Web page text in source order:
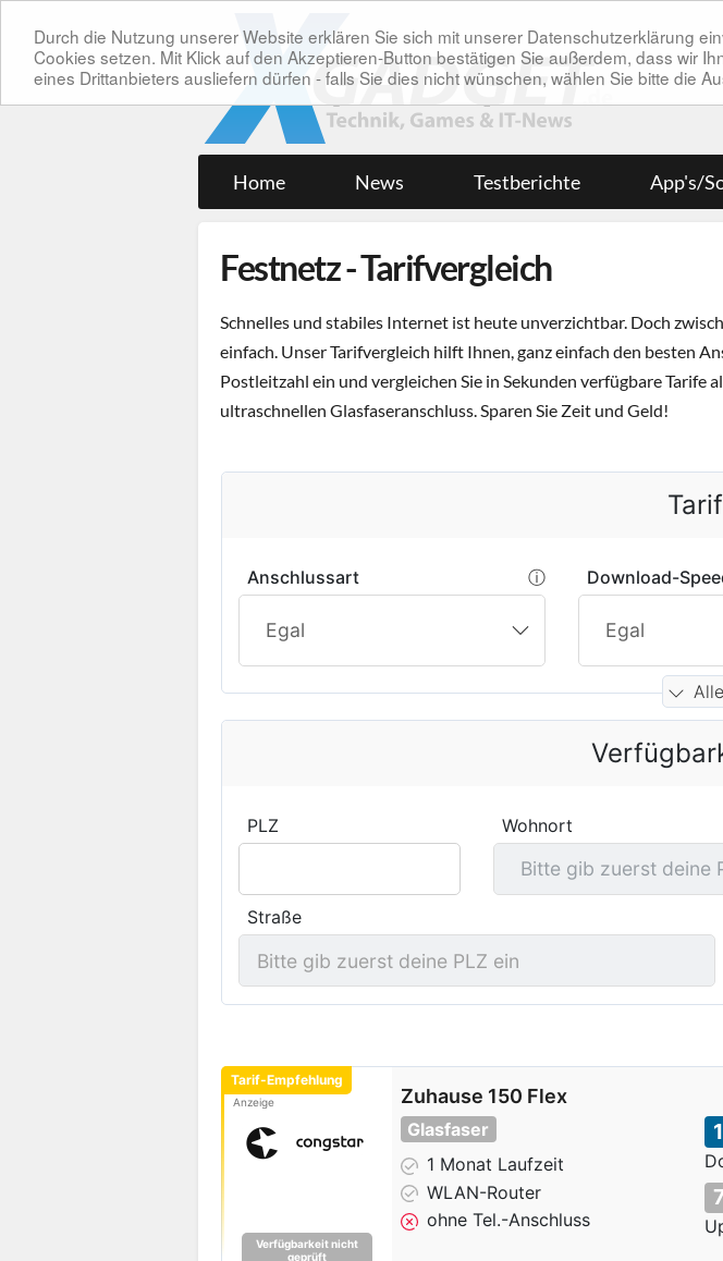
Durch die Nutzung unserer Website erklären Sie sich mit unserer Datenschutzerklärung
Cookies setzen. Mit Klick auf den Akzeptieren-Button bestätigen Sie außerdem, dass wir
eines Drittanbieters ausliefern dürfen - falls Sie dies nicht wünschen, wählen Sie bitte die
Home News Testberichte App's/
Festnetz - Tarifvergleich
Schnelles und stabiles Internet ist heute unverzichtbar. Doch
einfach. Unser Tarifvergleich hilft Ihnen, ganz einfach den besten
Postleitzahl ein und vergleichen Sie in Sekunden verfügbare
ultraschnellen Glasfaseranschluss. Sparen Sie Zeit und Geld!